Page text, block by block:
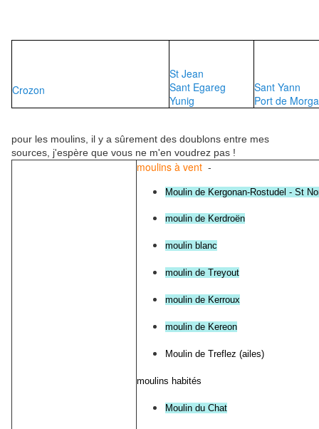
Crozon
St Jean
Sant Egareg
Yunig
Sant Yann
Port de
pour les moulins, il y a sûrement des doublons entre mes
sources, j'espère que vous ne m'en voudrez pas !
moulins à vent -
Moulin de Kergonan-Rostudel - St
moulin de Kerdroën
moulin blanc
moulin de Treyout
moulin de Kerroux
moulin de Kereon
Moulin de Treflez (ailes)
moulins habités
Moulin du Chat